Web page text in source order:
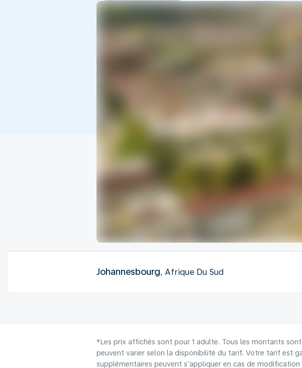
Johannesbourg, Afrique Du Sud
*Les prix affichés sont pour 1 adulte. Tous les montants
peuvent varier selon la disponibilité du tarif. Votre tarif est
supplémentaires peuvent s'appliquer en cas de